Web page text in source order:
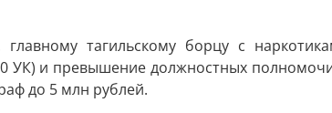
главному тагильскому борцу с
УК) и превышение должностных
до 5 млн рублей.